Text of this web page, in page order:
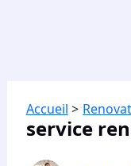
Accueil
service